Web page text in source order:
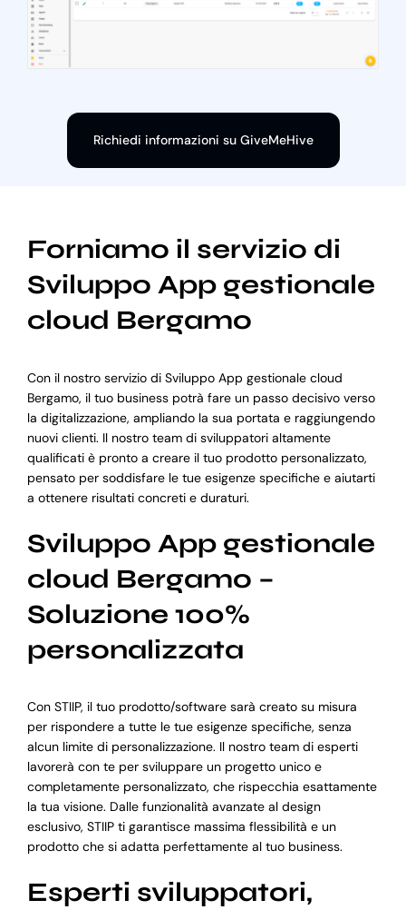
Richiedi informazioni su GiveMeHive
Forniamo il servizio di
Sviluppo App gestionale
cloud Bergamo
Con il nostro servizio di Sviluppo App gestionale cloud
Bergamo, il tuo business potrà fare un passo decisivo verso
la digitalizzazione, ampliando la sua portata e raggiungendo
nuovi clienti. Il nostro team di sviluppatori altamente
qualificati è pronto a creare il tuo prodotto personalizzato,
pensato per soddisfare le tue esigenze specifiche e aiutarti
a ottenere risultati concreti e duraturi.
Sviluppo App gestionale
cloud Bergamo –
Soluzione 100%
personalizzata
Con STIIP, il tuo prodotto/software sarà creato su misura
per rispondere a tutte le tue esigenze specifiche, senza
alcun limite di personalizzazione. Il nostro team di esperti
lavorerà con te per sviluppare un progetto unico e
completamente personalizzato, che rispecchia esattamente
la tua visione. Dalle funzionalità avanzate al design
esclusivo, STIIP ti garantisce massima flessibilità e un
prodotto che si adatta perfettamente al tuo business.
Esperti sviluppatori,